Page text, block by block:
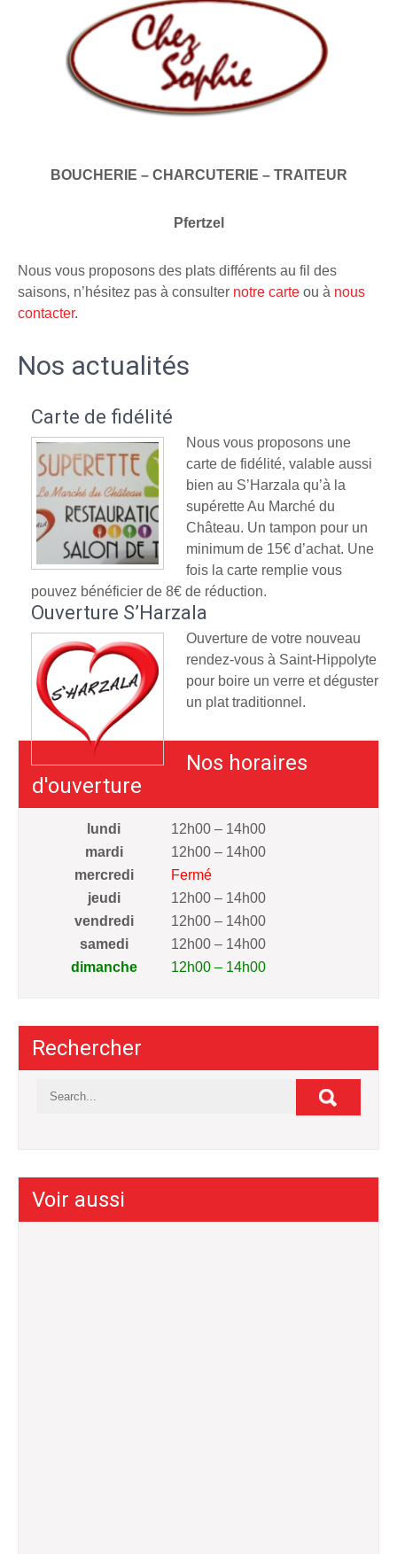
BOUCHERIE – CHARCUTERIE – TRAITEUR
Pfertzel
Nous vous proposons des plats différents au fil des
saisons, n’hésitez pas à consulter notre carte ou à nous
contacter.
Nos actualités
Carte de fidélité
Nous vous proposons une
carte de fidélité, valable aussi
bien au S’Harzala qu’à la
supérette Au Marché du
Château. Un tampon pour un
minimum de 15€ d’achat. Une
fois la carte remplie vous
pouvez bénéficier de 8€ de réduction.
Ouverture S’Harzala
Ouverture de votre nouveau
rendez-vous à Saint-Hippolyte
pour boire un verre et déguster
un plat traditionnel.
Nos horaires
d'ouverture
lundi
12h00 – 14h00
mardi
12h00 – 14h00
mercredi
Fermé
jeudi
12h00 – 14h00
vendredi
12h00 – 14h00
samedi
12h00 – 14h00
dimanche
12h00 – 14h00
Rechercher
Voir aussi